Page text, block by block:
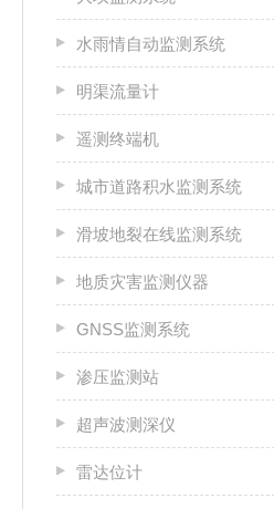
水雨情自动监测系统
明渠流量计
遥测终端机
城市道路积水监测系统
滑坡地裂在线监测系统
地质灾害监测仪器
GNSS监测系统
渗压监测站
超声波测深仪
雷达位计